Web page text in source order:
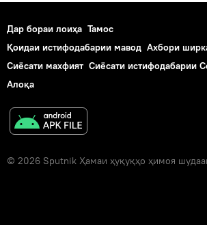
Дар бораи лоиҳа Тамос
Қоидаи истифодабарии мавод Ахбори
Сиёсати махфият Сиёсати истифодабарии
Алоқа
© 2026 Sputnik Ҳамаи ҳуқуқҳо ҳимоя